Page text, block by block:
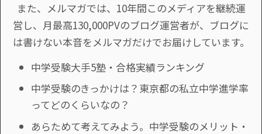
また、メルマガでは、10年間このメディアを継続運
営し、月最高130,000PVのブログ運営者が、ブログに
は書けない本音をメルマガだけでお届けしています。
中学受験大手5塾・合格実績ランキング
中学受験のきっかけは？東京都の私立中学進学率
ってどのくらいなの？
あらためて考えてみよう。中学受験のメリット・